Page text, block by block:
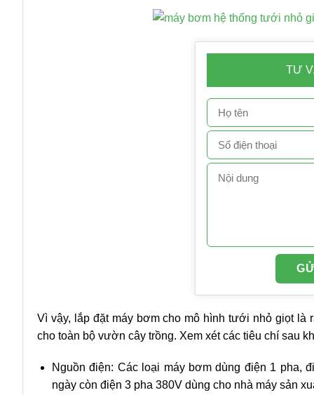
TƯ
Vì vậy, lắp đặt máy bơm cho mô hình tưới nhỏ giọt
cho toàn bộ vườn cây trồng. Xem xét các tiêu chí sau
Nguồn điện: Các loại máy bơm dùng điện 1 pha,
ngày còn điện 3 pha 380V dùng cho nhà máy sản